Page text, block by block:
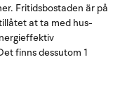
Fritidsbostaden är på
at ta med hus-
finns dessutom 1